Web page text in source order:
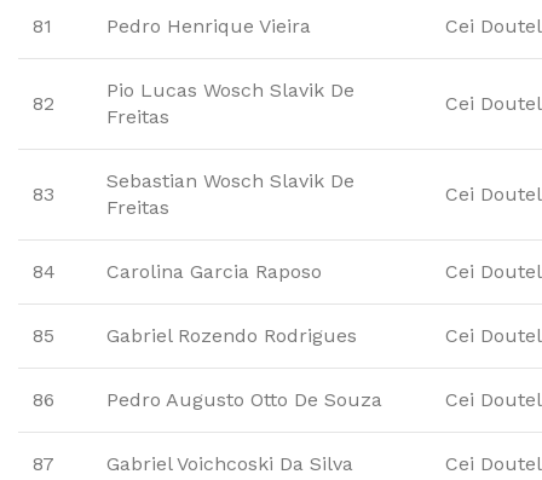
81 Pedro Henrique Vieira Cei
82
Pio Lucas Wosch Slavik De
Freitas
Cei
83
Sebastian Wosch Slavik De
Freitas
Cei
84 Carolina Garcia Raposo Cei
85 Gabriel Rozendo Rodrigues Cei
86 Pedro Augusto Otto De Souza Cei
87 Gabriel Voichcoski Da Silva Cei